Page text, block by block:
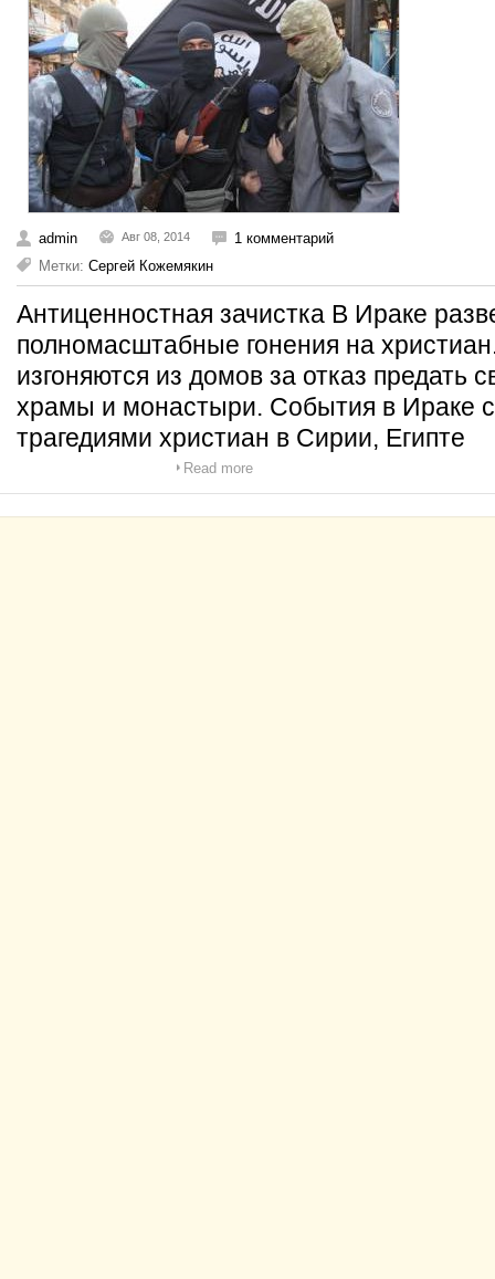
admin Авг 08, 2014
1 комментарий
Метки: Сергей Кожемякин
Антиценностная зачистка В Ираке
полномасштабные гонения на
изгоняются из домов за отказ предать
храмы и монастыри. События в Ираке
трагедиями христиан в Сирии, Египте
Read more